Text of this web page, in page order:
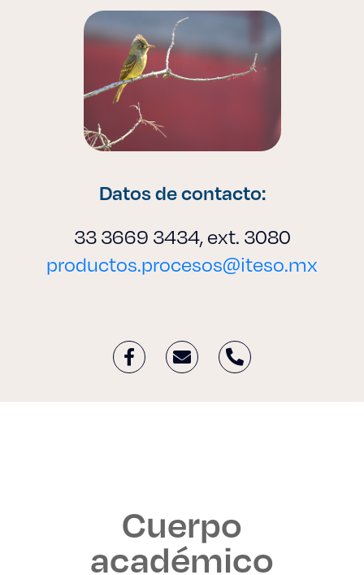
Datos de contacto:
33 3669 3434, ext. 3080
productos.procesos@iteso.mx
Cuerpo
académico